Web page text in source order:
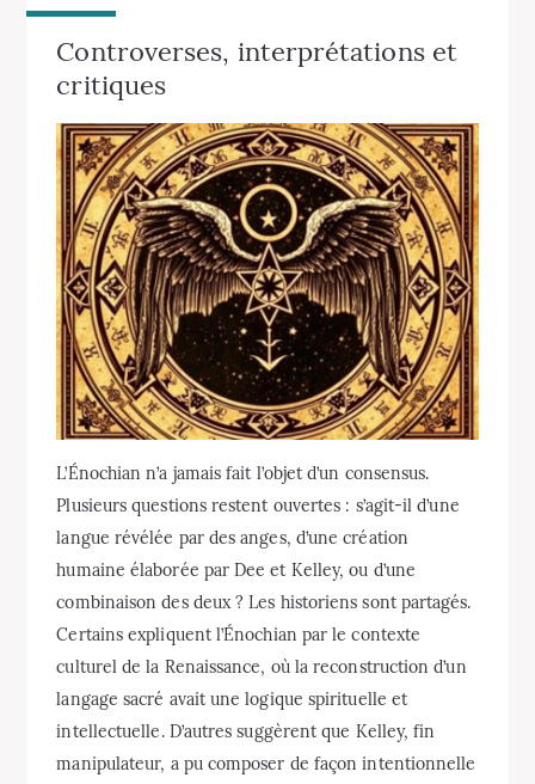
Controverses, interprétations et
critiques
L’Énochian n’a jamais fait l’objet d’un consensus.
Plusieurs questions restent ouvertes : s’agit-il d’une
langue révélée par des anges, d’une création
humaine élaborée par Dee et Kelley, ou d’une
combinaison des deux ? Les historiens sont partagés.
Certains expliquent l’Énochian par le contexte
culturel de la Renaissance, où la reconstruction d’un
langage sacré avait une logique spirituelle et
intellectuelle. D’autres suggèrent que Kelley, fin
manipulateur, a pu composer de façon intentionnelle